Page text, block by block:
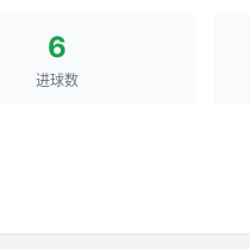
6
进球数